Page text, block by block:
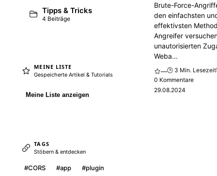
Tipps & Tricks
4 Beiträge
MEINE LISTE
Gespeicherte Artikel & Tutorials
Meine Liste anzeigen
TAGS
Stöbern & entdecken
#CORS #app
#plugin
Brute-Force-
den einfachsten
effektivsten
Angreifer
unautorisierten
Weba...
—🕒 3 Min. Lesezeit
0 Kommentare
29.08.2024